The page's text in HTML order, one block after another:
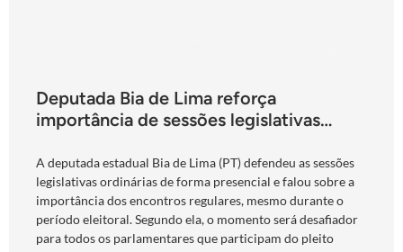
Deputada Bia de Lima reforça
importância de sessões legislativas
“obrigação com o povo de Goiás”
A deputada estadual Bia de Lima (PT) defendeu as sessões
legislativas ordinárias de forma presencial e falou sobre a
importância dos encontros regulares, mesmo durante o
período eleitoral. Segundo ela, o momento será desafiador
para todos os parlamentares que participam do pleito